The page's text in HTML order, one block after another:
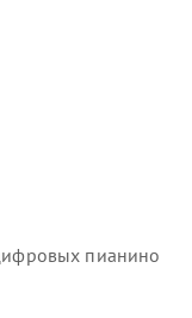
пианино